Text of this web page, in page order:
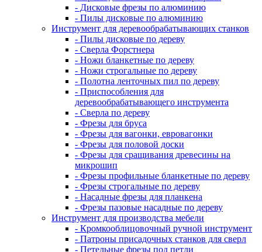
- Дисковые фрезы по алюминию
- Пилы дисковые по алюминию
Инструмент для деревообрабатывающих станков
- Пилы дисковые по дереву
- Сверла Форстнера
- Ножи бланкетные по дереву
- Ножи строгальные по дереву
- Полотна ленточных пил по дереву
- Приспособления для
деревообрабатывающего инструмента
- Сверла по дереву
- Фрезы для бруса
- Фрезы для вагонки, евровагонки
- Фрезы для половой доски
- Фрезы для сращивания древесины на
микрошип
- Фрезы профильные бланкетные по дереву
- Фрезы строгальные по дереву
- Насадные фрезы для планкена
- Фрезы пазовые насадные по дереву
Инструмент для производства мебели
- Кромкооблицовочный ручной инструмент
- Патроны присадочных станков для сверл
- Петельные фрезы под петли